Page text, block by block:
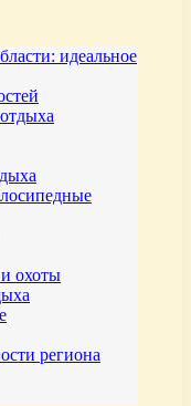
идеальное
охоты
региона